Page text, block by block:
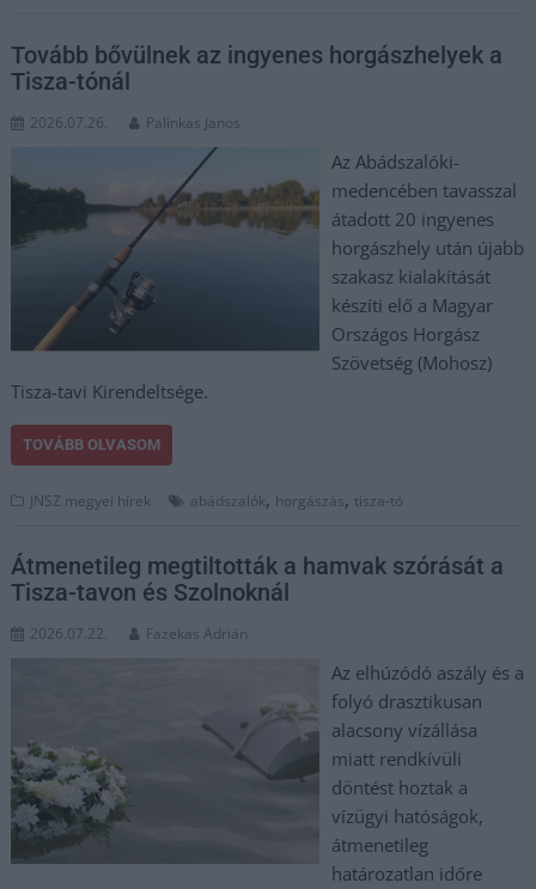
Tovább bővülnek az ingyenes horgászhelyek a
Tisza-tónál
2026.07.26. Palinkas Janos
Az Abádszalóki-
medencében tavasszal
átadott 20 ingyenes
horgászhely után újabb
szakasz kialakítását
készíti elő a Magyar
Országos Horgász
Szövetség (Mohosz)
Tisza-tavi Kirendeltsége.
TOVÁBB OLVASOM
JNSZ megyei hírek abádszalók, horgászás, tisza-tó
Átmenetileg megtiltották a hamvak szórását a
Tisza-tavon és Szolnoknál
2026.07.22. Fazekas Adrián
Az elhúzódó aszály és a
folyó drasztikusan
alacsony vízállása
miatt rendkívüli
döntést hoztak a
vízügyi hatóságok,
átmenetileg
határozatlan időre